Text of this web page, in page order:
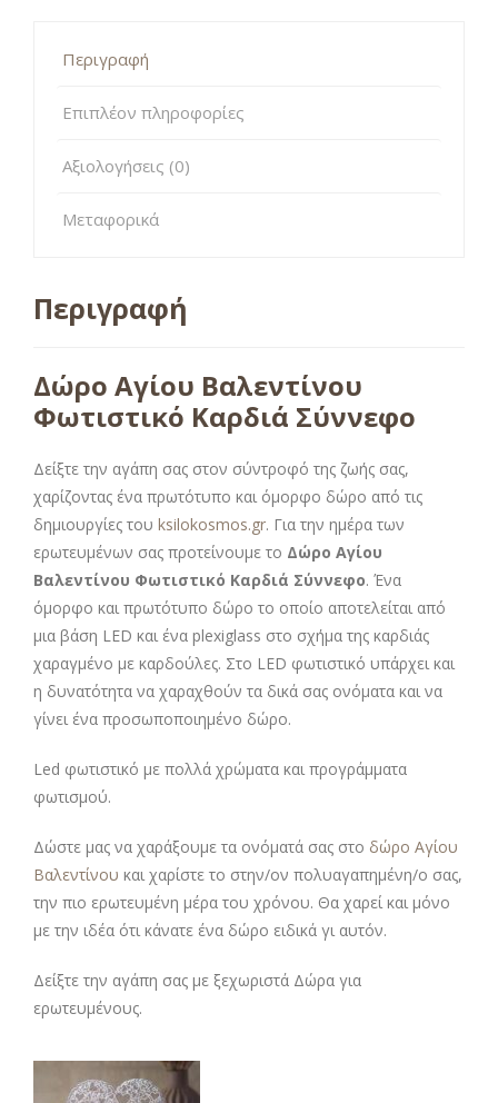
Περιγραφή
Επιπλέον πληροφορίες
Αξιολογήσεις (0)
Μεταφορικά
Περιγραφή
Δώρο Αγίου Βαλεντίνου
Φωτιστικό Καρδιά Σύννεφο
Δείξτε την αγάπη σας στον σύντροφό της ζωής σας,
χαρίζοντας ένα πρωτότυπο και όμορφο δώρο από τις
δημιουργίες του ksilokosmos.gr. Για την ημέρα των
ερωτευμένων σας προτείνουμε το Δώρο Αγίου
Βαλεντίνου Φωτιστικό Καρδιά Σύννεφο. Ένα
όμορφο και πρωτότυπο δώρο το οποίο αποτελείται από
μια βάση LED και ένα plexiglass στο σχήμα της καρδιάς
χαραγμένο με καρδούλες. Στο LED φωτιστικό υπάρχει και
η δυνατότητα να χαραχθούν τα δικά σας ονόματα και να
γίνει ένα προσωποποιημένο δώρο.
Led φωτιστικό με πολλά χρώματα και προγράμματα
φωτισμού.
Δώστε μας να χαράξουμε τα ονόματά σας στο δώρο Αγίου
Βαλεντίνου και χαρίστε το στην/ον πολυαγαπημένη/ο σας,
την πιο ερωτευμένη μέρα του χρόνου. Θα χαρεί και μόνο
με την ιδέα ότι κάνατε ένα δώρο ειδικά γι αυτόν.
Δείξτε την αγάπη σας με ξεχωριστά Δώρα για
ερωτευμένους.